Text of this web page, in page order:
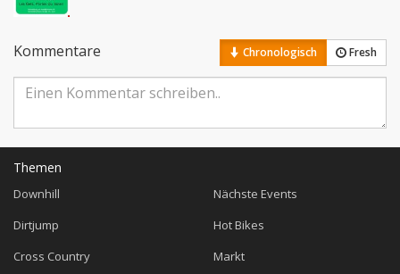
Kommentare Chronologisch Fresh
Themen
Downhill
Dirtjump
Cross Country
Nächste Events
Hot Bikes
Markt